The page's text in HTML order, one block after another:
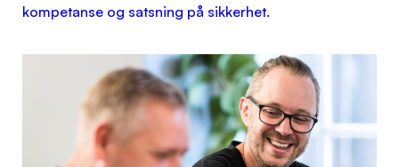
kompetanse og satsning på sikkerhet.